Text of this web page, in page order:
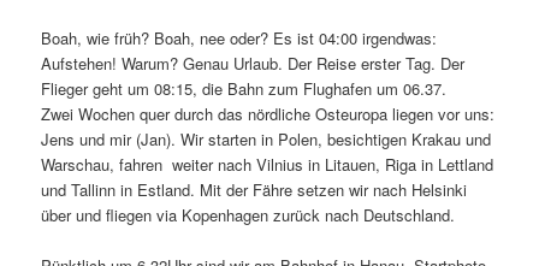
Boah, wie früh? Boah, nee oder? Es ist 04:00 irgendwas:
Aufstehen! Warum? Genau Urlaub. Der Reise erster Tag. Der
Flieger geht um 08:15, die Bahn zum Flughafen um 06.37.
Zwei Wochen quer durch das nördliche Osteuropa liegen vor uns:
Jens und mir (Jan). Wir starten in Polen, besichtigen Krakau und
Warschau, fahren weiter nach Vilnius in Litauen, Riga in Lettland
und Tallinn in Estland. Mit der Fähre setzen wir nach Helsinki
über und fliegen via Kopenhagen zurück nach Deutschland.